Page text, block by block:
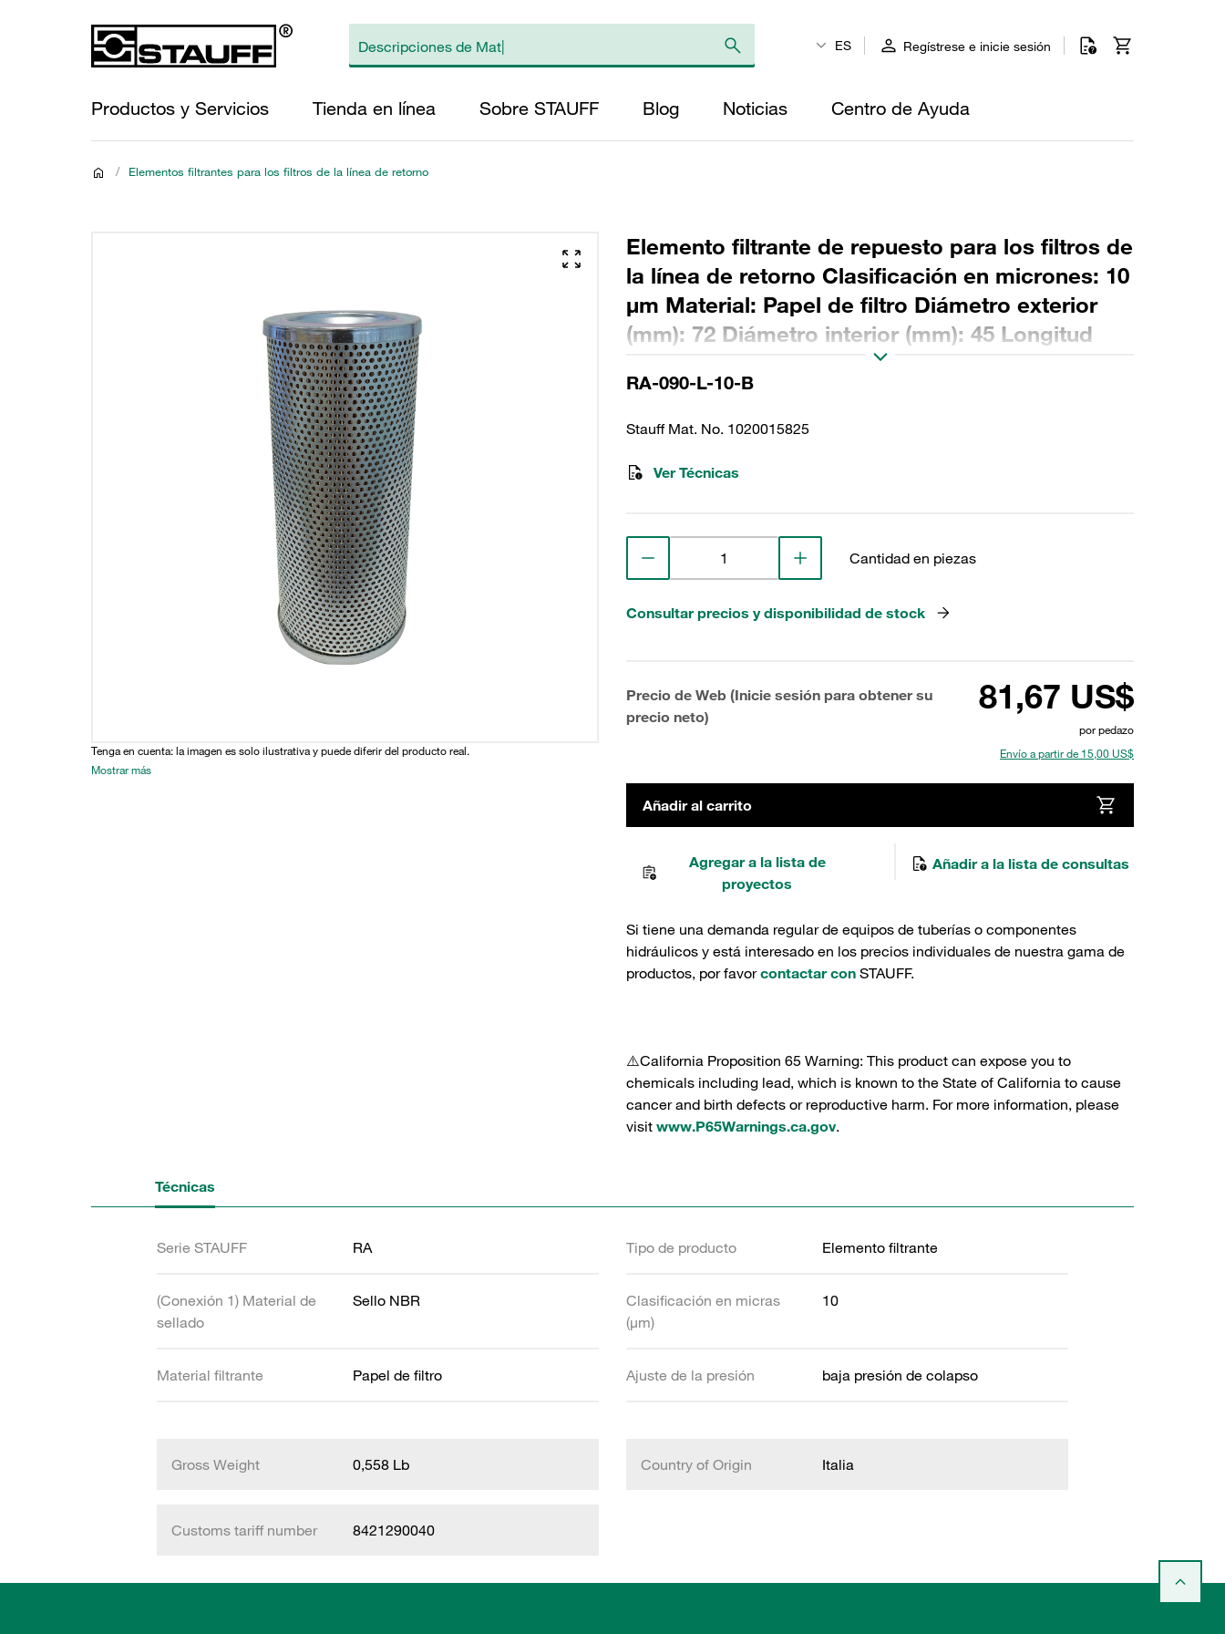
ES Regístrese e inicie sesión
Productos y Servicios Tienda en línea Sobre STAUFF Blog Noticias Centro de Ayuda
/ Elementos filtrantes para los filtros de la línea de retorno
Tenga en cuenta: la imagen es solo ilustrativa y puede diferir del producto real.
Mostrar más
Elemento filtrante de repuesto para los filtros de
la línea de retorno Clasificación en micrones: 10
µm Material: Papel de filtro Diámetro exterior
(mm): 72 Diámetro interior (mm): 45 Longitud
(mm): 150 Sellado: NBR, relación β >2
RA-090-L-10-B
Stauff Mat. No. 1020015825
Ver Técnicas
Cantidad en piezas
Consultar precios y disponibilidad de stock
Precio de Web (Inicie sesión para obtener su
precio neto)
81,67 US$
por pedazo
Envío a partir de 15,00 US$
Añadir al carrito
Agregar a la lista de
proyectos
Añadir a la lista de consultas
Si tiene una demanda regular de equipos de tuberías o componentes
hidráulicos y está interesado en los precios individuales de nuestra gama de
productos, por favorcontactar con STAUFF.
⚠️California Proposition 65 Warning: This product can expose you to
chemicals including lead, which is known to the State of California to cause
cancer and birth defects or reproductive harm. For more information, please
visit www.P65Warnings.ca.gov.
Técnicas
Serie STAUFF RA Tipo de producto Elemento filtrante
(Conexión 1) Material de
sellado
Sello NBR
Clasificación en micras
(µm)
10
Material filtrante Papel de filtro Ajuste de la presión baja presión de colapso
Gross Weight 0,558 Lb Country of Origin Italia
Customs tariff number 8421290040